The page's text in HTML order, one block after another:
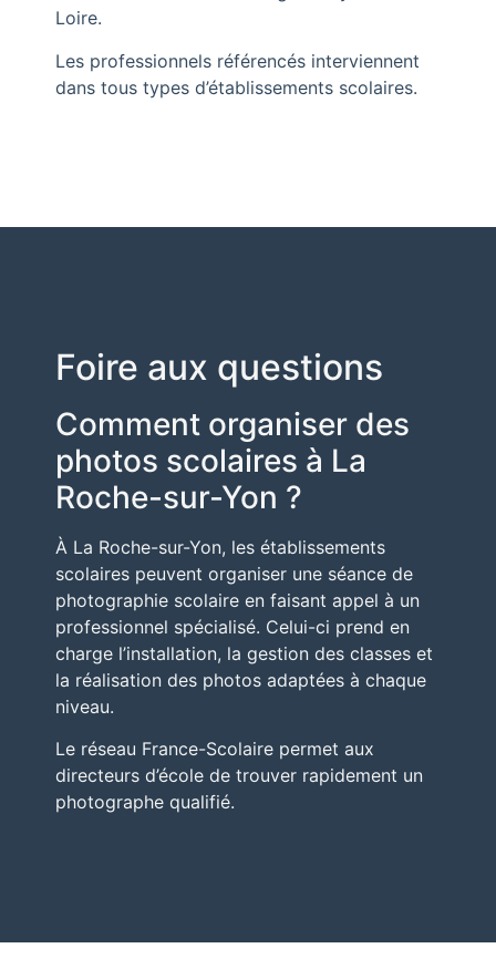
Loire.
Les professionnels référencés interviennent
dans tous types d’établissements scolaires.
Foire aux questions
Comment organiser des
photos scolaires à La
Roche-sur-Yon ?
À La Roche-sur-Yon, les établissements
scolaires peuvent organiser une séance de
photographie scolaire en faisant appel à un
professionnel spécialisé. Celui-ci prend en
charge l’installation, la gestion des classes et
la réalisation des photos adaptées à chaque
niveau.
Le réseau France-Scolaire permet aux
directeurs d’école de trouver rapidement un
photographe qualifié.